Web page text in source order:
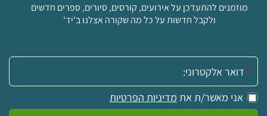
מוזמנים להתעדכן על אירועים, קורסים, סיורים, ספרים חדשים
ולקבל חדשות על כל מה שקורה אצלנו ב'יד'
אימייל:
אני מאשר/ת את מדיניות הפרטיות